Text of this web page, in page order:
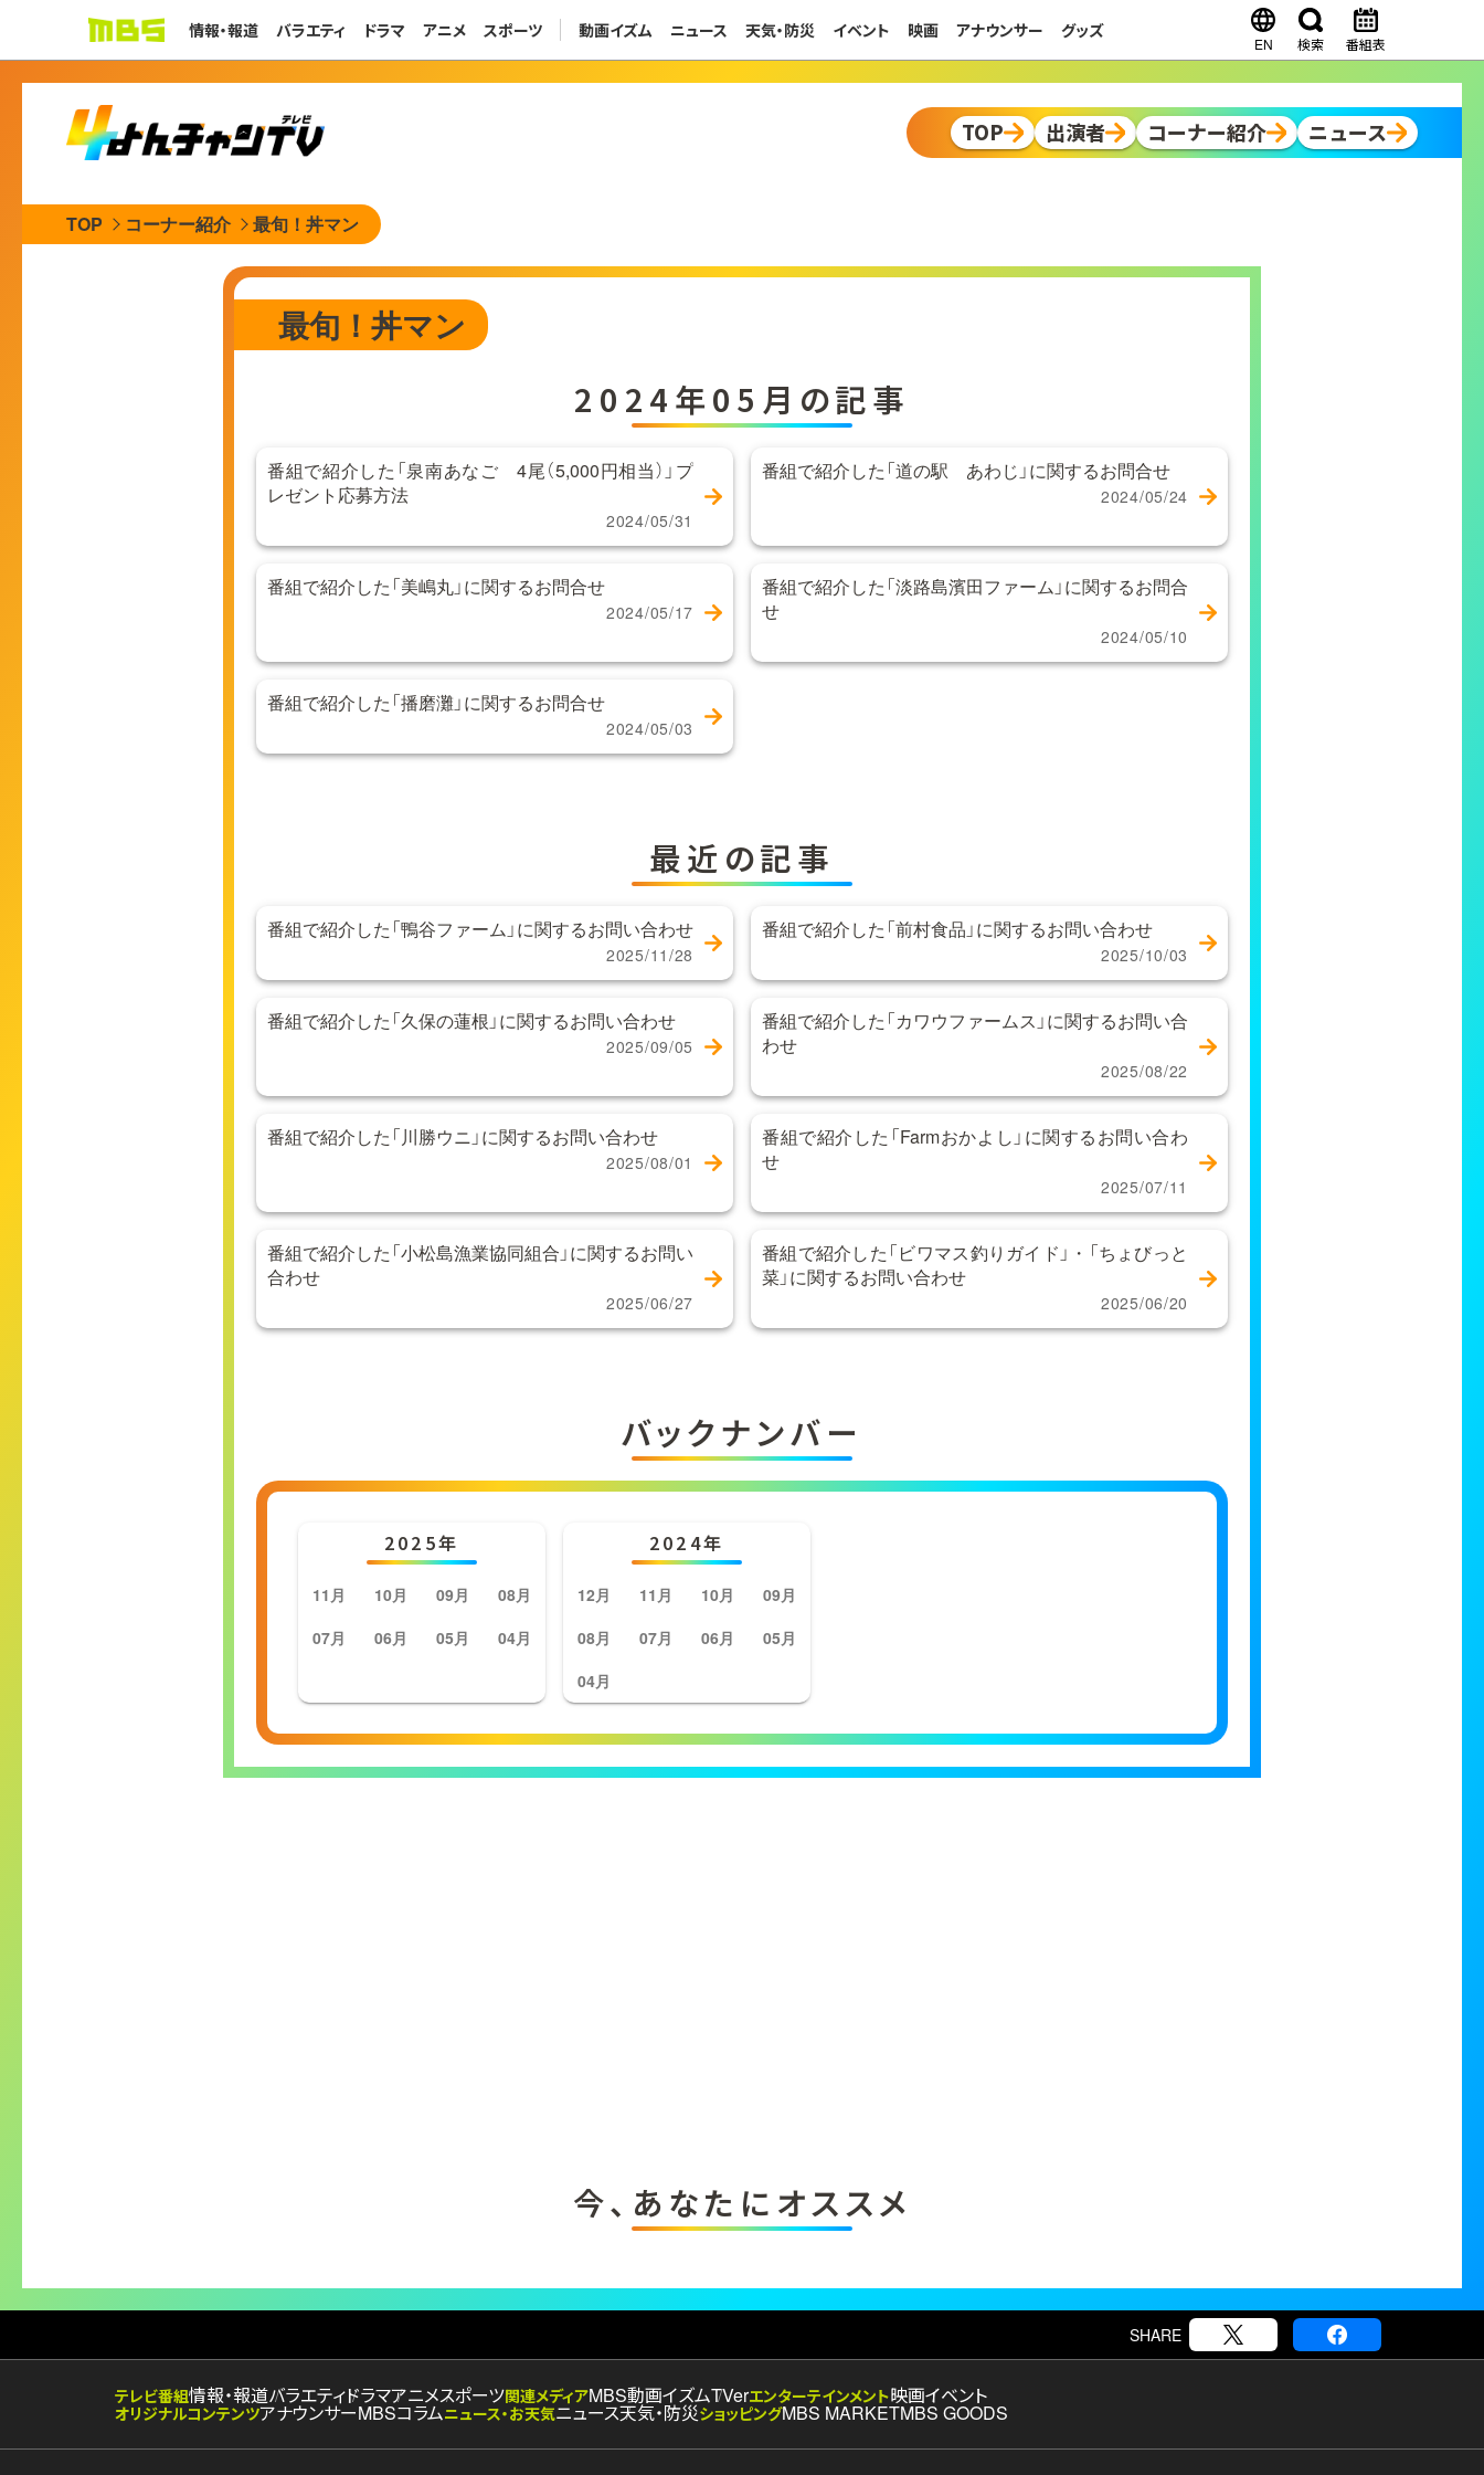
情報・報道 バラエティ ドラマ アニメ スポーツ 動画イズム ニュース 天気・防災 イベント 映画 アナウンサー グッズ
EN 検索 番組表
TOP 出演者 コーナー紹介 ニュース
TOP コーナー紹介 最旬！丼マン
最旬！丼マン
2024年05月の記事
番組で紹介した「泉南あなご 4尾（5,000円相当）」プ
レゼント応募方法
2024/05/31
番組で紹介した「道の駅 あわじ」に関するお問合せ
2024/05/24
番組で紹介した「美嶋丸」に関するお問合せ
2024/05/17
番組で紹介した「淡路島濱田ファーム」に関するお問合
せ
2024/05/10
番組で紹介した「播磨灘」に関するお問合せ
2024/05/03
最近の記事
番組で紹介した「鴨谷ファーム」に関するお問い合わせ
2025/11/28
番組で紹介した「前村食品」に関するお問い合わせ
2025/10/03
番組で紹介した「久保の蓮根」に関するお問い合わせ
2025/09/05
番組で紹介した「カワウファームス」に関するお問い合
わせ
2025/08/22
番組で紹介した「川勝ウニ」に関するお問い合わせ
2025/08/01
番組で紹介した「Farmおかよし」に関するお問い合わ
せ
2025/07/11
番組で紹介した「小松島漁業協同組合」に関するお問い
合わせ
2025/06/27
番組で紹介した「ビワマス釣りガイド」・「ちょびっと
菜」に関するお問い合わせ
2025/06/20
バックナンバー
2025年
11月 10月 09月
08月
07月
06月 05月 04月
2024年
12月 11月 10月
09月
08月
07月 06月
05月
04月
今、あなたにオススメ
SHARE
テレビ番組情報・報道バラエティドラマアニメスポーツ関連メディアMBS動画イズムTVerエンターテインメント映画イベント
オリジナルコンテンツアナウンサーMBSコラムニュース・お天気ニュース天気・防災ショッピングMBS MARKETMBS GOODS